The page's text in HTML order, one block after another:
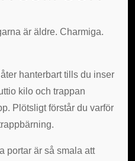
är äldre. Charmiga.
hanterbart tills du inser
kilo och trappan
Plötsligt förstår du varför
portar är så smala att